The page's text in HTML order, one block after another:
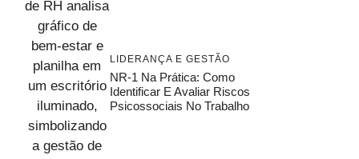
LIDERANÇA E GESTÃO
NR-1 Na Prática: Como
Identificar E Avaliar Riscos
Psicossociais No Trabalho